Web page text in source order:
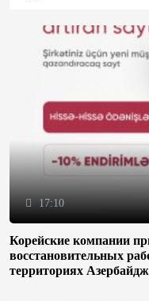
17:10
Корейские компании
восстановительных
территориях